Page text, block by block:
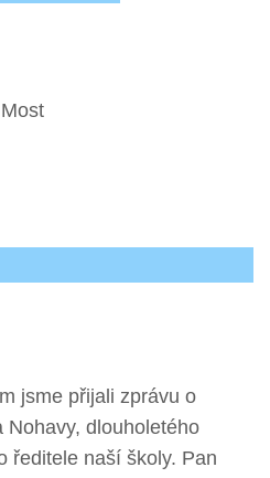
jsme přijali zprávu o
Nohavy, dlouholetého
ředitele naší školy. Pan